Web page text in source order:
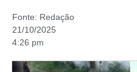
Fonte: Redação
21/10/2025
4:26 pm